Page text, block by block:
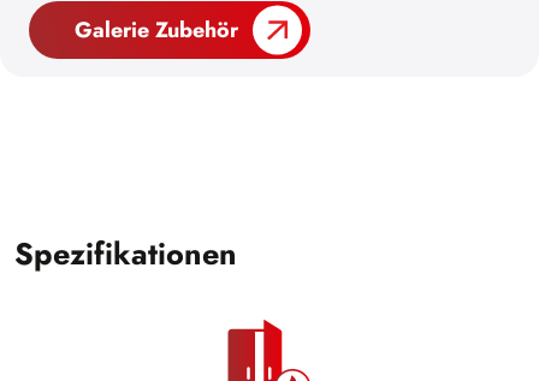
Galerie Zubehör
Spezifikationen